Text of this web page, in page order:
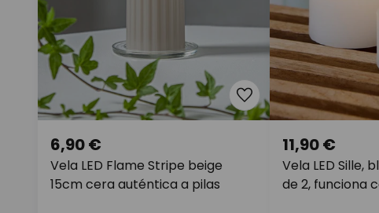
Vela LED Flame Stripe beige
15cm cera auténtica a pilas
6,90 €
Vela LED Sille,
de 2, funciona
11,90 €